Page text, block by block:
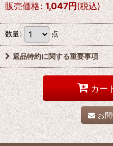
販売価格: 1,047円(税込)
数量: 点
返品特約に関する重要事項
カー
お